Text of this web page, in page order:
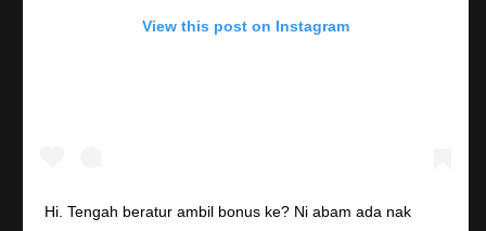
View this post on Instagram
Hi. Tengah beratur ambil bonus ke? Ni abam ada nak